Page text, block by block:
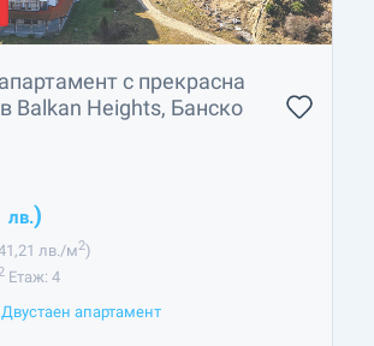
с прекрасна
Balkan Heights, Банско
лв.)
,21 лв./м2)
Етаж: 4
Двустаен апартамент